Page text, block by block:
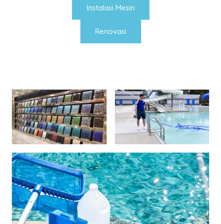
Instalasi Mesin
Renovasi